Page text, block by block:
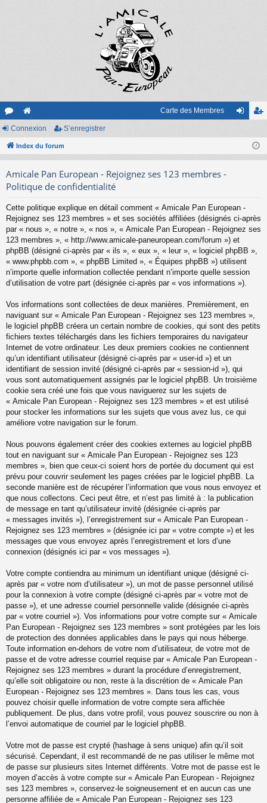
or
u
s
e
sit
Carte des Membres
nr
r
Connexion S’enregistrer
Index du forum
Amicale Pan European - Rejoignez ses 123 membres -
Politique de confidentialité
Cette politique explique en détail comment « Amicale Pan European -
Rejoignez ses 123 membres » et ses sociétés affiliées (désignés ci-après
par « nous », « notre », « nos », « Amicale Pan European - Rejoignez ses
123 membres », « http://www.amicale-paneuropean.com/forum ») et
phpBB (désigné ci-après par « ils », « eux », « leur », « logiciel phpBB »,
« www.phpbb.com », « phpBB Limited », « Équipes phpBB ») utilisent
n’importe quelle information collectée pendant n’importe quelle session
d’utilisation de votre part (désignée ci-après par « vos informations »).
Vos informations sont collectées de deux manières. Premièrement, en
naviguant sur « Amicale Pan European - Rejoignez ses 123 membres »,
le logiciel phpBB créera un certain nombre de cookies, qui sont des petits
fichiers textes téléchargés dans les fichiers temporaires du navigateur
Internet de votre ordinateur. Les deux premiers cookies ne contiennent
qu’un identifiant utilisateur (désigné ci-après par « user-id ») et un
identifiant de session invité (désigné ci-après par « session-id »), qui
vous sont automatiquement assignés par le logiciel phpBB. Un troisième
cookie sera créé une fois que vous naviguerez sur les sujets de
« Amicale Pan European - Rejoignez ses 123 membres » et est utilisé
pour stocker les informations sur les sujets que vous avez lus, ce qui
améliore votre navigation sur le forum.
Nous pouvons également créer des cookies externes au logiciel phpBB
tout en naviguant sur « Amicale Pan European - Rejoignez ses 123
membres », bien que ceux-ci soient hors de portée du document qui est
prévu pour couvrir seulement les pages créées par le logiciel phpBB. La
seconde manière est de récupérer l’information que vous nous envoyez et
que nous collectons. Ceci peut être, et n’est pas limité à : la publication
de message en tant qu’utilisateur invité (désignée ci-après par
« messages invités »), l’enregistrement sur « Amicale Pan European -
Rejoignez ses 123 membres » (désignée ici par « votre compte ») et les
messages que vous envoyez après l’enregistrement et lors d’une
connexion (désignés ici par « vos messages »).
Votre compte contiendra au minimum un identifiant unique (désigné ci-
après par « votre nom d’utilisateur »), un mot de passe personnel utilisé
pour la connexion à votre compte (désigné ci-après par « votre mot de
passe »), et une adresse courriel personnelle valide (désignée ci-après
par « votre courriel »). Vos informations pour votre compte sur « Amicale
Pan European - Rejoignez ses 123 membres » sont protégées par les lois
de protection des données applicables dans le pays qui nous héberge.
Toute information en-dehors de votre nom d’utilisateur, de votre mot de
passe et de votre adresse courriel requise par « Amicale Pan European -
Rejoignez ses 123 membres » durant la procédure d’enregistrement,
qu’elle soit obligatoire ou non, reste à la discrétion de « Amicale Pan
European - Rejoignez ses 123 membres ». Dans tous les cas, vous
pouvez choisir quelle information de votre compte sera affichée
publiquement. De plus, dans votre profil, vous pouvez souscrire ou non à
l’envoi automatique de courriel par le logiciel phpBB.
Votre mot de passe est crypté (hashage à sens unique) afin qu’il soit
sécurisé. Cependant, il est recommandé de ne pas utiliser le même mot
de passe sur plusieurs sites Internet différents. Votre mot de passe est le
moyen d’accès à votre compte sur « Amicale Pan European - Rejoignez
ses 123 membres », conservez-le soigneusement et en aucun cas une
personne affiliée de « Amicale Pan European - Rejoignez ses 123